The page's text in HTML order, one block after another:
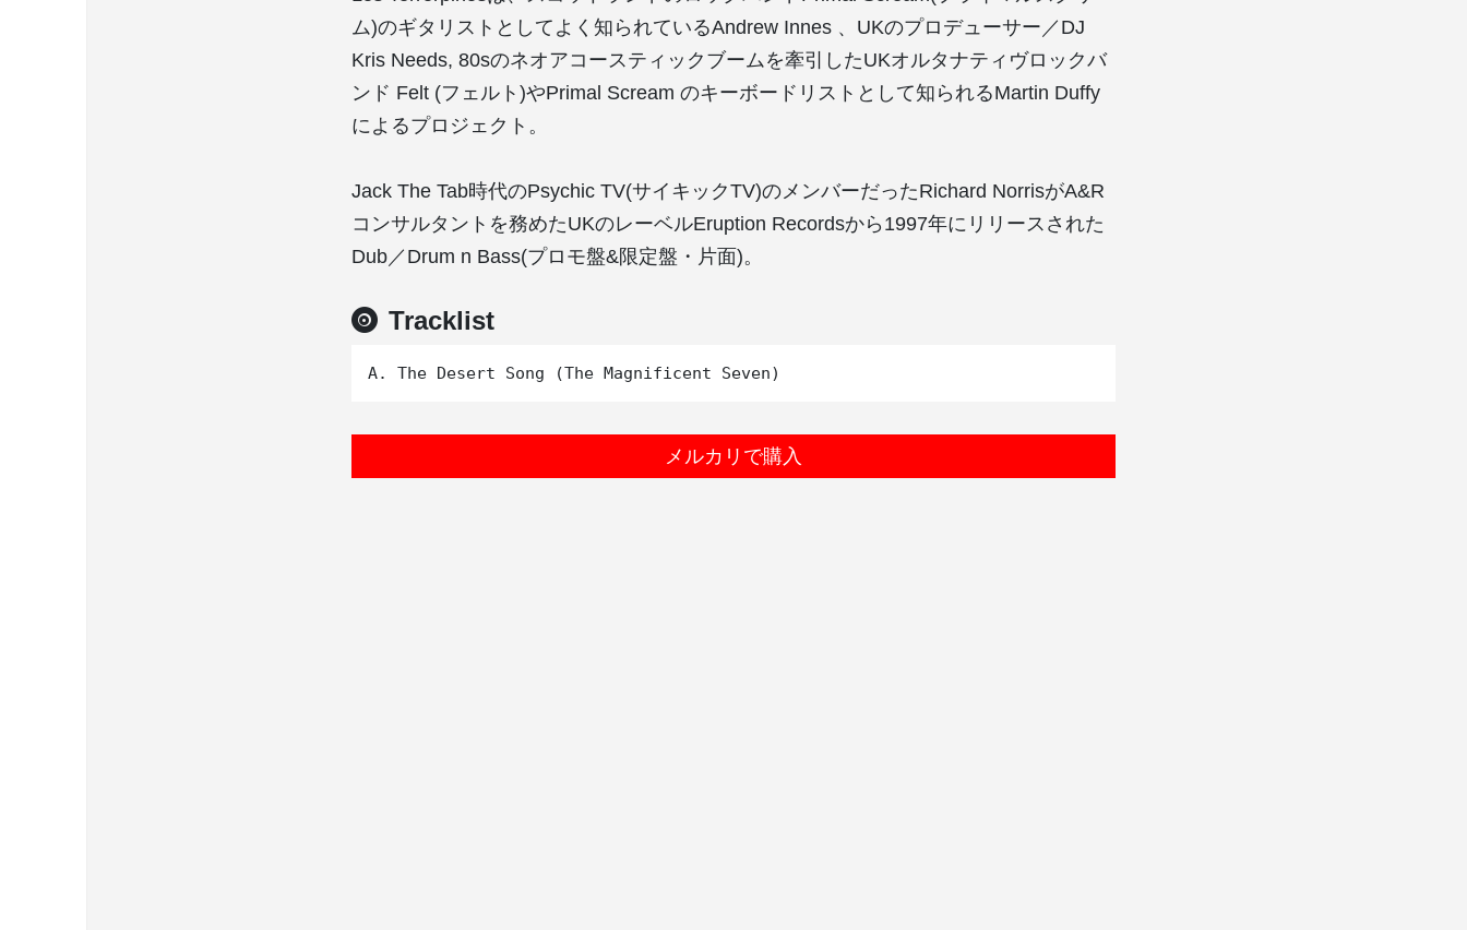
ム)のギタリストとしてよく知られているAndrew Innes 、UKのプロデューサー／DJ
Kris Needs, 80sのネオアコースティックブームを牽引したUKオルタナティヴロックバ
ンド Felt (フェルト)やPrimal Scream のキーボードリストとして知られるMartin Duffy
によるプロジェクト。
Jack The Tab時代のPsychic TV(サイキックTV)のメンバーだったRichard NorrisがA&R
コンサルタントを務めたUKのレーベルEruption Recordsから1997年にリリースされた
Dub／Drum n Bass(プロモ盤&限定盤・片面)。
Tracklist
メルカリで購入